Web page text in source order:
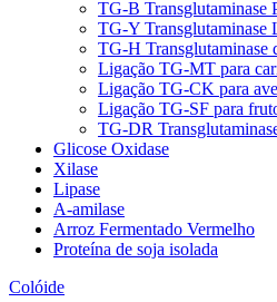
TG-B Transglutaminase
TG-Y Transglutaminase
TG-H Transglutaminase
Ligação TG-MT para
Ligação TG-CK para
Ligação TG-SF para
TG-DR
Glicose Oxidase
Xilase
Lipase
A-amilase
Arroz Fermentado Vermelho
Proteína de soja isolada
Colóide